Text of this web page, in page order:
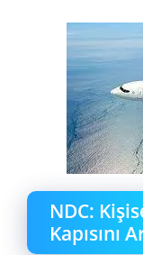
NDC:
Kapısını